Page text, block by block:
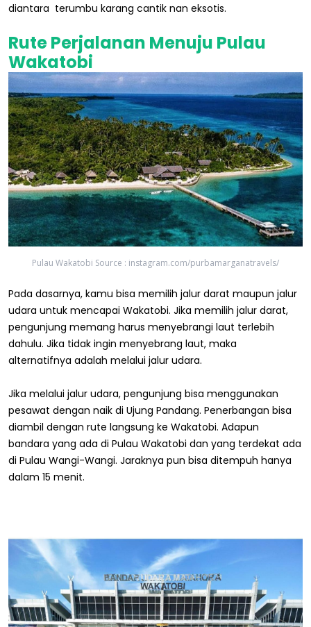
diantara terumbu karang cantik nan eksotis.
Rute Perjalanan Menuju Pulau
Wakatobi
Pulau Wakatobi Source : instagram.com/purbamarganatravels/
Pada dasarnya, kamu bisa memilih jalur darat maupun jalur
udara untuk mencapai Wakatobi. Jika memilih jalur darat,
pengunjung memang harus menyebrangi laut terlebih
dahulu. Jika tidak ingin menyebrang laut, maka
alternatifnya adalah melalui jalur udara.
Jika melalui jalur udara, pengunjung bisa menggunakan
pesawat dengan naik di Ujung Pandang. Penerbangan bisa
diambil dengan rute langsung ke Wakatobi. Adapun
bandara yang ada di Pulau Wakatobi dan yang terdekat ada
di Pulau Wangi-Wangi. Jaraknya pun bisa ditempuh hanya
dalam 15 menit.